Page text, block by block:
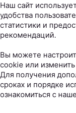
нужно
20.07.2026
остается
Наш сайт
удобства
статистики и
рекомендаций.
Вы можете
cookie или
Для получения
сроках и порядке
ознакомиться с